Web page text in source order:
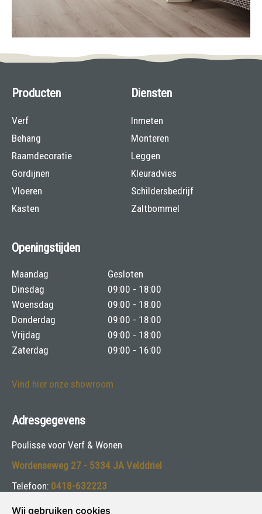
Wij gebruiken cookies
Producten
Verf
Behang
Raamdecoratie
Gordijnen
Vloeren
Kasten
Diensten
Inmeten
Monteren
Leggen
Kleuradvies
Schildersbedrijf
Zaltbommel
Openingstijden
Maandag
Gesloten
Dinsdag
09:00 - 18:00
Woensdag
09:00 - 18:00
Donderdag
09:00 - 18:00
Vrijdag
09:00 - 18:00
Zaterdag
09:00 - 16:00
Vind hier onze showroom
Adresgegevens
Poulisse voor Verf & Wonen
Wordenseweg 27 - 5334 JA Velddriel
Telefoon: 0418-632223
E-mail:info@poulisse.nl